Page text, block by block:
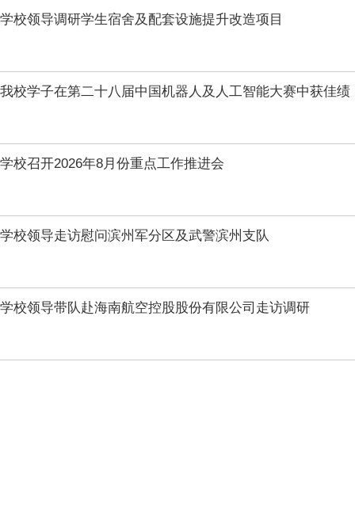
学校领导调研学生宿舍及配套设施提升改造项目
我校学子在第二十八届中国机器人及人工智能大赛中获佳绩
学校召开2026年8月份重点工作推进会
学校领导走访慰问滨州军分区及武警滨州支队
学校领导带队赴海南航空控股股份有限公司走访调研